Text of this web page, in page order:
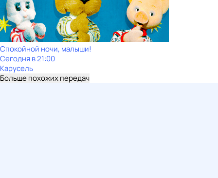
Спокойной ночи, малыши!
Сегодня в 21:00
Карусель
Больше похожих передач